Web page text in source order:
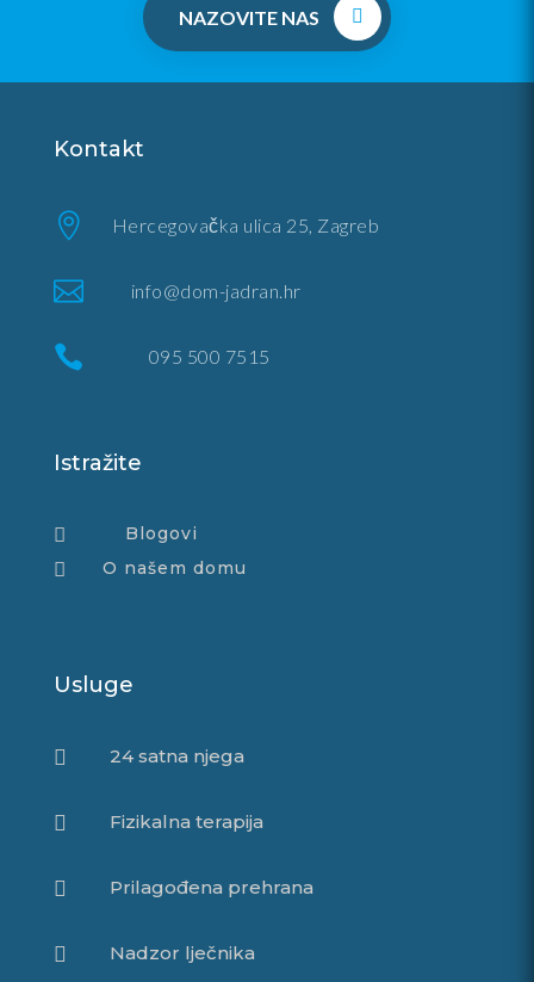
NAZOVITE NAS
Kontakt
 Hercegovačka ulica 25, Zagreb
 info@dom-jadran.hr
 095 500 7515
Istražite
 Blogovi
 O našem domu
Usluge
 24 satna njega
 Fizikalna terapija
 Prilagođena prehrana
 Nadzor lječnika